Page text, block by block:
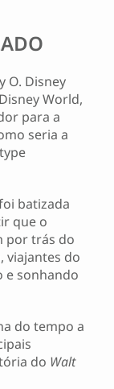
O. Disney
World,
para a
seria a
batizada
que o
por trás do
viajantes do
sonhando
do tempo a
do Walt